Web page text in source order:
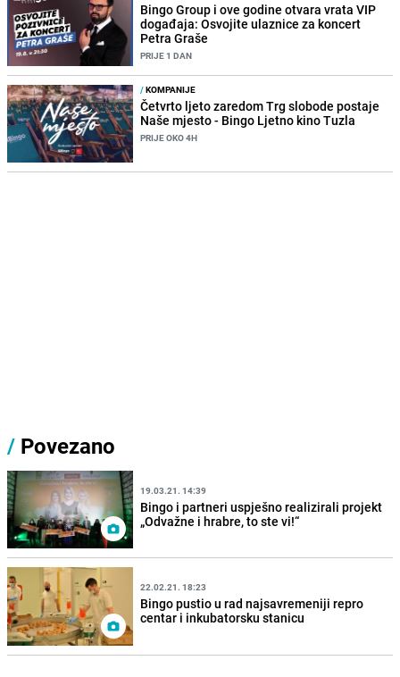
Bingo Group i ove godine otvara vrata VIP
događaja: Osvojite ulaznice za koncert
Petra Graše
PRIJE 1 DAN
/KOMPANIJE
Četvrto ljeto zaredom Trg slobode postaje
Naše mjesto - Bingo Ljetno kino Tuzla
PRIJE OKO 4H
/ Povezano
19.03.21. 14:39
Bingo i partneri uspješno realizirali projekt
„Odvažne i hrabre, to ste vi!“
22.02.21. 18:23
Bingo pustio u rad najsavremeniji repro
centar i inkubatorsku stanicu